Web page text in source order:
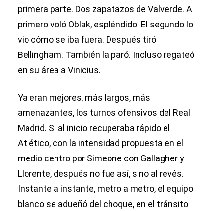
primera parte. Dos zapatazos de Valverde. Al
primero voló Oblak, espléndido. El segundo lo
vio cómo se iba fuera. Después tiró
Bellingham. También la paró. Incluso regateó
en su área a Vinicius.
Ya eran mejores, más largos, más
amenazantes, los turnos ofensivos del Real
Madrid. Si al inicio recuperaba rápido el
Atlético, con la intensidad propuesta en el
medio centro por Simeone con Gallagher y
Llorente, después no fue así, sino al revés.
Instante a instante, metro a metro, el equipo
blanco se adueñó del choque, en el tránsito